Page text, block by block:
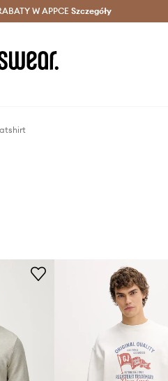
Dostawa nawet w 24h >
W APPCE Szczegóły